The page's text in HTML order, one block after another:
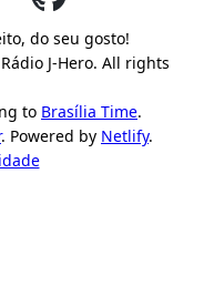
do seu gosto!
J-Hero. All rights
to Brasília Time.
. Powered by Netlify.